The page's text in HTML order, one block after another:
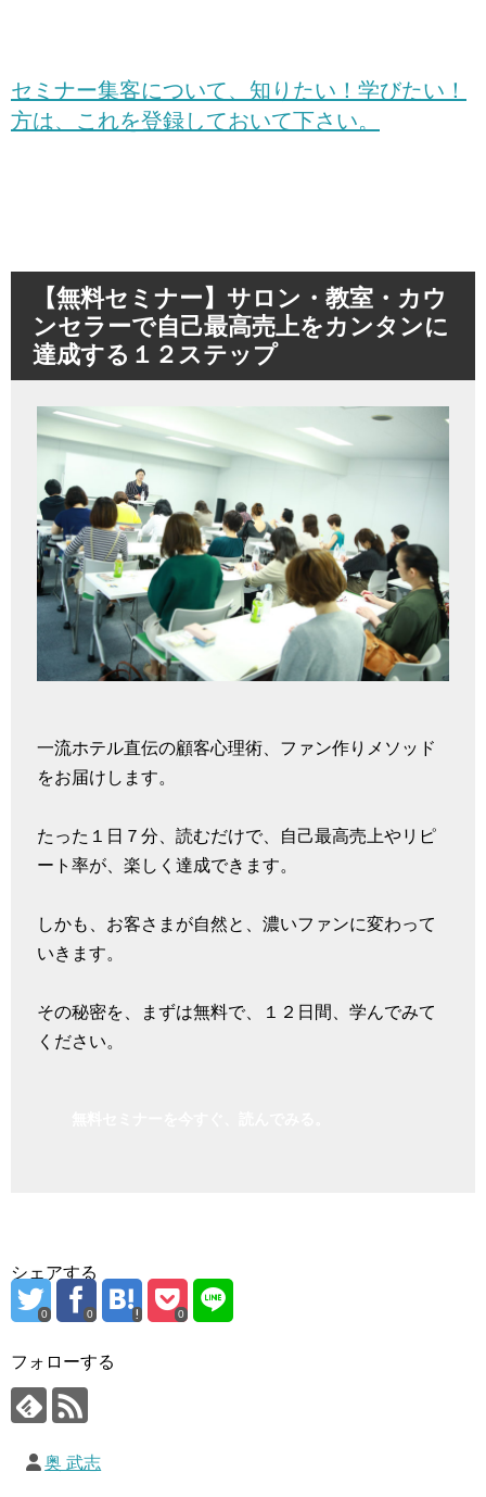
セミナー集客について、知りたい！学びたい！
方は、これを登録しておいて下さい。
【無料セミナー】サロン・教室・カウ
ンセラーで自己最高売上をカンタンに
達成する１２ステップ
一流ホテル直伝の顧客心理術、ファン作りメソッド
をお届けします。
たった１日７分、読むだけで、自己最高売上やリピ
ート率が、楽しく達成できます。
しかも、お客さまが自然と、濃いファンに変わって
いきます。
その秘密を、まずは無料で、１２日間、学んでみて
ください。
シェアする
0 0 0
フォローする
奥 武志